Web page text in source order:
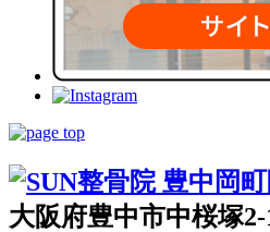
大阪府豊中市中桜塚